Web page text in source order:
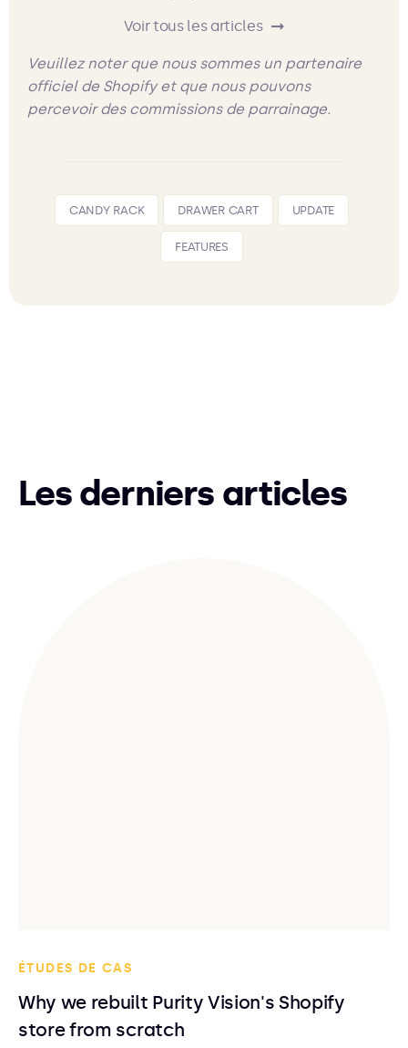
Voir tous les articles
Veuillez noter que nous sommes un partenaire
officiel de Shopify et que nous pouvons
percevoir des commissions de parrainage.
CANDY RACK DRAWER CART UPDATE
FEATURES
Les derniers articles
ÉTUDES DE CAS
Why we rebuilt Purity Vision's Shopify
store from scratch